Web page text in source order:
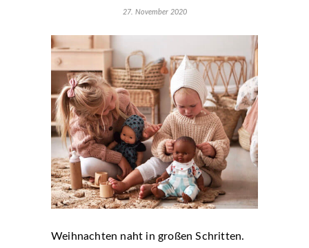
27. November 2020
Weihnachten naht in großen Schritten.